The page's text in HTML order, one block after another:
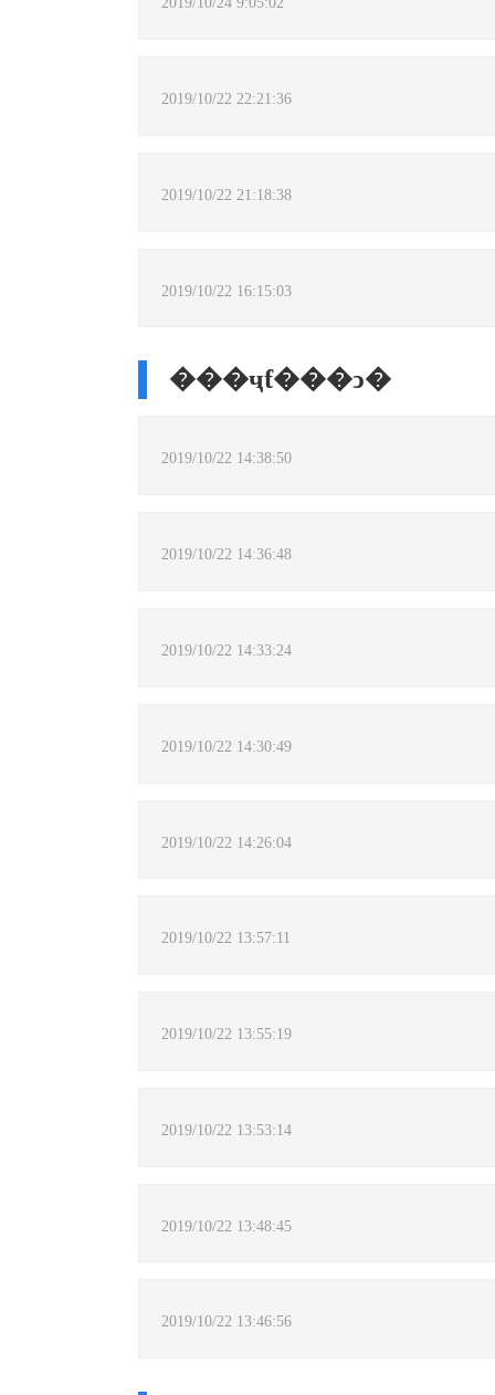
2019/10/22 22:21:36
2019/10/22 21:18:38
2019/10/22 16:15:03
���ҷƭ���ͻ�
2019/10/22 14:38:50
2019/10/22 14:36:48
2019/10/22 14:33:24
2019/10/22 14:30:49
2019/10/22 14:26:04
2019/10/22 13:57:11
2019/10/22 13:55:19
2019/10/22 13:53:14
2019/10/22 13:48:45
2019/10/22 13:46:56